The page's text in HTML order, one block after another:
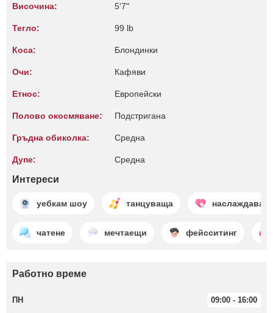
Височина: 5'7"
Тегло: 99 lb
Коса: Блондинки
Очи: Кафяви
Етнос: Европейски
Полово окосмяване: Подстригана
Гръдна обиколка: Среднa
Дупе: Среднa
Интереси
уебкам шоу танцуваща
чатене мечтаещи фейсситинг
Работно време
ПН 09:00 - 16:00